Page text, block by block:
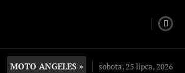
MOTO ANGELES » sobota, 25 lipca, 2026